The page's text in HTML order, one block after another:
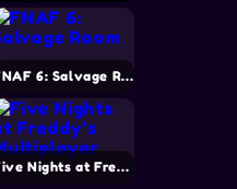
FNAF 6: Salvage Room
Five Nights at Freddy’s Multiplayer